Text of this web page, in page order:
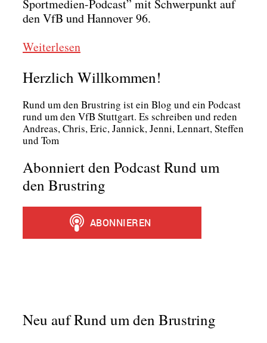
Sport­me­di­en-Pod­cast” mit Schwer­punkt auf
den VfB und Han­no­ver 96.
Wei­ter­le­sen
Herzlich Willkommen!
Rund um den Brust­ring ist ein Blog und ein Pod­cast
rund um den VfB Stutt­gart. Es schrei­ben und reden
Andre­as, Chris, Eric, Jan­nick, Jen­ni, Lenn­art, Stef­fen
und Tom
Abonniert den Podcast Rund um
den Brustring
Neu auf Rund um den Brustring